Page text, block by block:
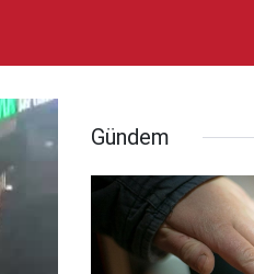
Gündem